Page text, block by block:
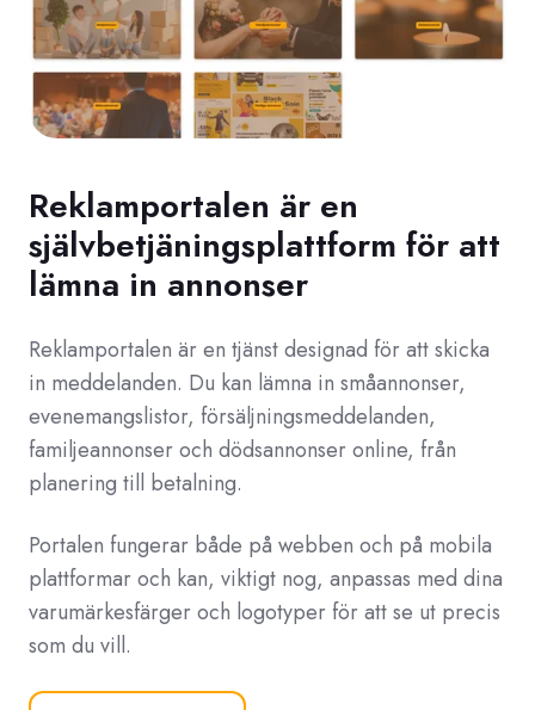
Reklamportalen är en
självbetjäningsplattform för att
lämna in annonser
Reklamportalen är en tjänst designad för att skicka
in meddelanden. Du kan lämna in småannonser,
evenemangslistor, försäljningsmeddelanden,
familjeannonser och dödsannonser online, från
planering till betalning.
Portalen fungerar både på webben och på mobila
plattformar och kan, viktigt nog, anpassas med dina
varumärkesfärger och logotyper för att se ut precis
som du vill.